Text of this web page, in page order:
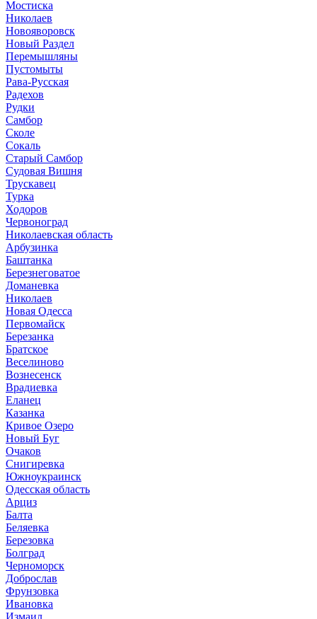
Мостиска
Николаев
Новояворовск
Новый Раздел
Перемышляны
Пустомыты
Рава-Русская
Радехов
Рудки
Самбор
Сколе
Сокаль
Старый Самбор
Судовая Вишня
Трускавец
Турка
Ходоров
Червоноград
Николаевская область
Арбузинка
Баштанка
Березнеговатое
Доманевка
Николаев
Новая Одесса
Первомайск
Березанка
Братское
Веселиново
Вознесенск
Врадиевка
Еланец
Казанка
Кривое Озеро
Новый Буг
Очаков
Снигиревка
Южноукраинск
Одесская область
Арциз
Балта
Беляевка
Березовка
Болград
Черноморск
Доброслав
Фрунзовка
Ивановка
Измаил